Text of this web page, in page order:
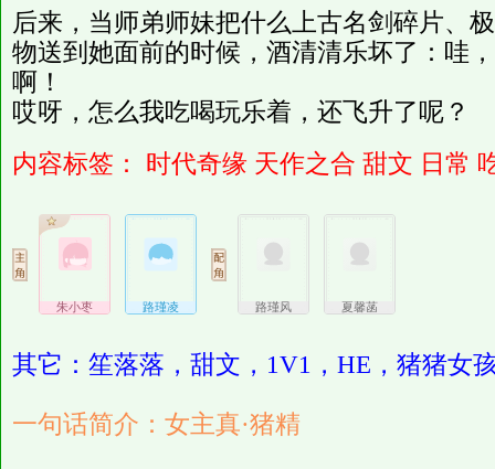
后来，当师弟师妹把什么上古名剑碎片、
物送到她面前的时候，酒清清乐坏了：哇
啊！
哎呀，怎么我吃喝玩乐着，还飞升了呢？
内容标签：
时代奇缘 天作之合 甜文 日常
朱小枣 路瑾凌 路瑾风 夏馨菡
其它：笙落落，甜文，1V1，HE，猪猪女
一句话简介：女主真·猪精